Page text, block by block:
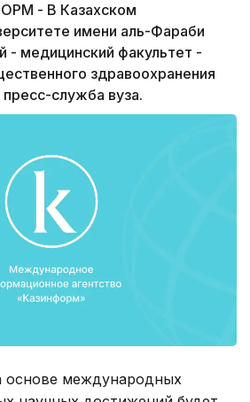
- В Казахском
имени аль-Фараби
- медицинский факультет -
здравоохранения
служба вуза.
основе международных